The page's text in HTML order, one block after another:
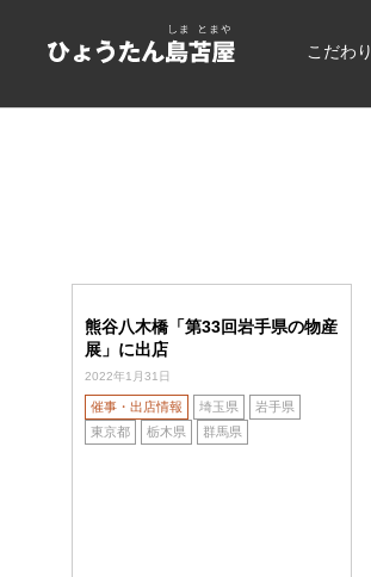
こだわり
熊谷八木橋「第33回岩手県の物産
展」に出店
2022年1月31日
催事・出店情報 埼玉県
岩手県
東京都
栃木県 群馬県